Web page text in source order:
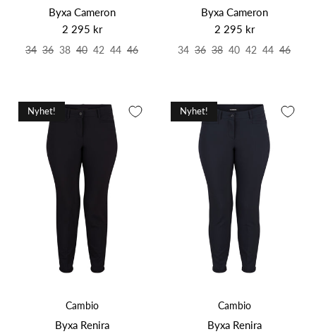
Byxa Cameron
2 295 kr
34 36 38 40 42 44 46
Byxa Cameron
2 295 kr
34 36 38 40 42 44 46
Nyhet!
Cambio
Byxa Renira
Nyhet!
Cambio
Byxa Renira